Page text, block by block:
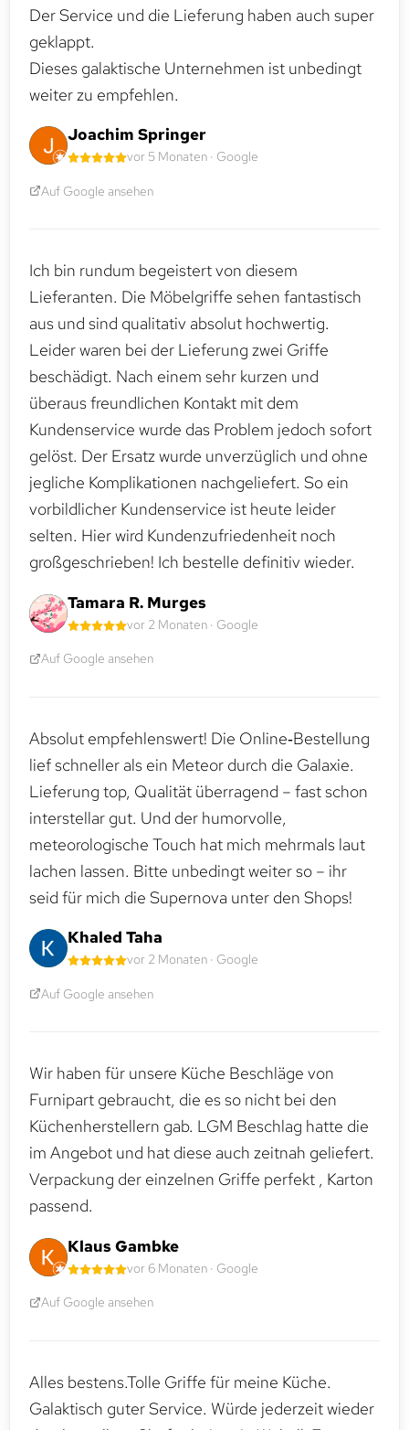
Der Service und die Lieferung haben auch super
geklappt.
Dieses galaktische Unternehmen ist unbedingt
weiter zu empfehlen.
Joachim Springer
vor 5 Monaten · Google
Auf Google ansehen
Ich bin rundum begeistert von diesem
Lieferanten. Die Möbelgriffe sehen fantastisch
aus und sind qualitativ absolut hochwertig.
Leider waren bei der Lieferung zwei Griffe
beschädigt. Nach einem sehr kurzen und
überaus freundlichen Kontakt mit dem
Kundenservice wurde das Problem jedoch sofort
gelöst. Der Ersatz wurde unverzüglich und ohne
jegliche Komplikationen nachgeliefert. So ein
vorbildlicher Kundenservice ist heute leider
selten. Hier wird Kundenzufriedenheit noch
großgeschrieben! Ich bestelle definitiv wieder.
Tamara R. Murges
vor 2 Monaten · Google
Auf Google ansehen
Absolut empfehlenswert! Die Online‑Bestellung
lief schneller als ein Meteor durch die Galaxie.
Lieferung top, Qualität überragend – fast schon
interstellar gut. Und der humorvolle,
meteorologische Touch hat mich mehrmals laut
lachen lassen. Bitte unbedingt weiter so – ihr
seid für mich die Supernova unter den Shops!
Khaled Taha
vor 2 Monaten · Google
Auf Google ansehen
Wir haben für unsere Küche Beschläge von
Furnipart gebraucht, die es so nicht bei den
Küchenherstellern gab. LGM Beschlag hatte die
im Angebot und hat diese auch zeitnah geliefert.
Verpackung der einzelnen Griffe perfekt , Karton
passend.
Klaus Gambke
vor 6 Monaten · Google
Auf Google ansehen
Alles bestens.Tolle Griffe für meine Küche.
Galaktisch guter Service. Würde jederzeit wieder